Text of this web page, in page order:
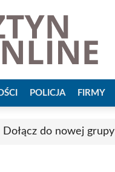
POLICJA FIRMY
Dołącz do nowej grupy